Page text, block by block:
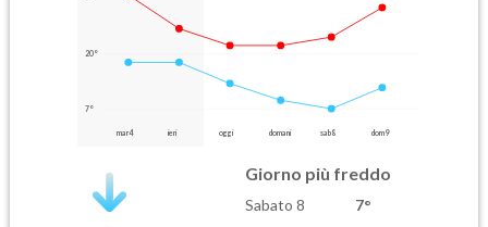
20°
7°
mar 4 ieri oggi domani sab 8 dom 9
Giorno più freddo
Sabato 8 7°